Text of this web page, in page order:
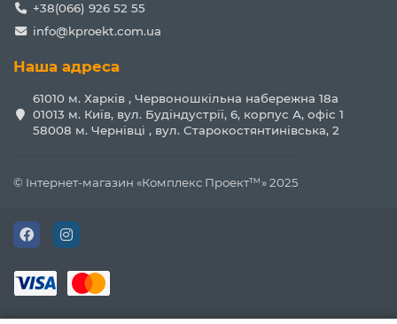
+38(066) 926 52 55
info@kproekt.com.ua
Наша адреса
61010 м. Харків , Червоношкільна набережна 18а
01013 м. Київ, вул. Будіндустрії, 6, корпус А, офіс 1
58008 м. Чернівці , вул. Старокостянтинівська, 2
© Інтернет-магазин «Комплекс Проект™» 2025